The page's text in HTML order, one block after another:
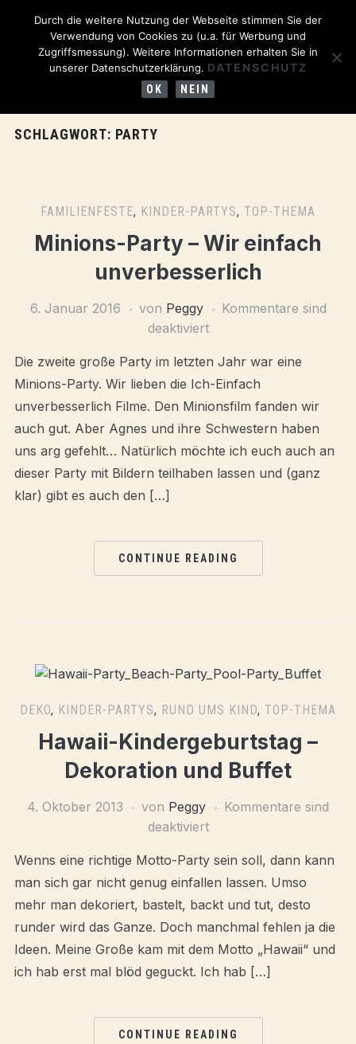
SCHLAGWORT: PARTY
FAMILIENFESTE, KINDER-PARTYS, TOP-THEMA
Minions-Party – Wir einfach
unverbesserlich
6. Januar 2016 von Peggy
Kommentare sind
deaktiviert
Die zweite große Party im letzten Jahr war eine
Minions-Party. Wir lieben die Ich-Einfach
unverbesserlich Filme. Den Minionsfilm fanden wir
auch gut. Aber Agnes und ihre Schwestern haben
uns arg gefehlt… Natürlich möchte ich euch auch an
dieser Party mit Bildern teilhaben lassen und (ganz
klar) gibt es auch den […]
CONTINUE READING
DEKO, KINDER-PARTYS, RUND UMS KIND, TOP-THEMA
Hawaii-Kindergeburtstag –
Dekoration und Buffet
4. Oktober 2013 von Peggy
Kommentare sind
deaktiviert
Wenns eine richtige Motto-Party sein soll, dann kann
man sich gar nicht genug einfallen lassen. Umso
mehr man dekoriert, bastelt, backt und tut, desto
runder wird das Ganze. Doch manchmal fehlen ja die
Ideen. Meine Große kam mit dem Motto „Hawaii“ und
ich hab erst mal blöd geguckt. Ich hab […]
CONTINUE READING
Durch die weitere Nutzung der Webseite stimmen Sie der
Verwendung von Cookies zu (u.a. für Werbung und
Zugriffsmessung). Weitere Informationen erhalten Sie in
unserer Datenschutzerklärung. DATENSCHUTZ
OK NEIN